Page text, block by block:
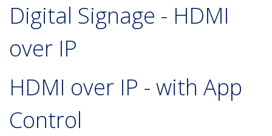
Digital Signage - HDMI
over IP
HDMI over IP - with App
Control